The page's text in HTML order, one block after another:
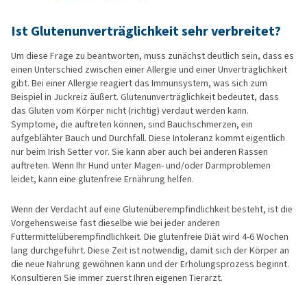
Ist Glutenunverträglichkeit sehr verbreitet?
Um diese Frage zu beantworten, muss zunächst deutlich sein, dass es
einen Unterschied zwischen einer Allergie und einer Unverträglichkeit
gibt. Bei einer Allergie reagiert das Immunsystem, was sich zum
Beispiel in Juckreiz äußert. Glutenunverträglichkeit bedeutet, dass
das Gluten vom Körper nicht (richtig) verdaut werden kann.
Symptome, die auftreten können, sind Bauchschmerzen, ein
aufgeblähter Bauch und Durchfall. Diese Intoleranz kommt eigentlich
nur beim Irish Setter vor. Sie kann aber auch bei anderen Rassen
auftreten. Wenn Ihr Hund unter Magen- und/oder Darmproblemen
leidet, kann eine glutenfreie Ernährung helfen.
Wenn der Verdacht auf eine Glutenüberempfindlichkeit besteht, ist die
Vorgehensweise fast dieselbe wie bei jeder anderen
Futtermittelüberempfindlichkeit. Die glutenfreie Diät wird 4-6 Wochen
lang durchgeführt. Diese Zeit ist notwendig, damit sich der Körper an
die neue Nahrung gewöhnen kann und der Erholungsprozess beginnt.
Konsultieren Sie immer zuerst Ihren eigenen Tierarzt.